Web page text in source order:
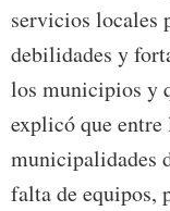
servicios locales
debilidades y
los municipios y
explicó que entre
municipalidades
falta de equipos,